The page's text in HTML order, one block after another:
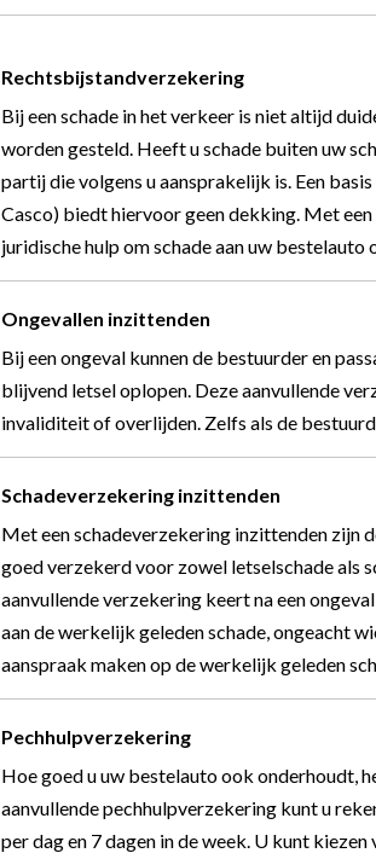
Rechtsbijstandverzekering
Bij een schade in het verkeer is niet altijd
worden gesteld. Heeft u schade buiten uw
partij die volgens u aansprakelijk is. Een
Casco) biedt hiervoor geen dekking. Met
juridische hulp om schade aan uw
Ongevallen inzittenden
Bij een ongeval kunnen de bestuurder en
blijvend letsel oplopen. Deze aanvullende
invaliditeit of overlijden. Zelfs als de
Schadeverzekering inzittenden
Met een schadeverzekering inzittenden zijn
goed verzekerd voor zowel letselschade als
aanvullende verzekering keert na een
aan de werkelijk geleden schade, ongeacht
aanspraak maken op de werkelijk geleden
Pechhulpverzekering
Hoe goed u uw bestelauto ook onderhoudt,
aanvullende pechhulpverzekering kunt u
per dag en 7 dagen in de week. U kunt